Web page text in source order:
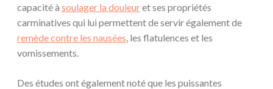
capacité à soulager la douleuret ses propriétés
carminatives qui lui permettent de servir également de
remède contre les nausées , les flatulences et les
vomissements.
Des études ont également noté que les puissantes